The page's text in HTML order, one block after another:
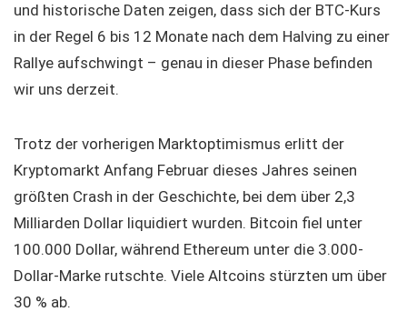
und historische Daten zeigen, dass sich der BTC-Kurs
in der Regel 6 bis 12 Monate nach dem Halving zu einer
Rallye aufschwingt – genau in dieser Phase befinden
wir uns derzeit.
Trotz der vorherigen Marktoptimismus erlitt der
Kryptomarkt Anfang Februar dieses Jahres seinen
größten Crash in der Geschichte, bei dem über 2,3
Milliarden Dollar liquidiert wurden. Bitcoin fiel unter
100.000 Dollar, während Ethereum unter die 3.000-
Dollar-Marke rutschte. Viele Altcoins stürzten um über
30 % ab.